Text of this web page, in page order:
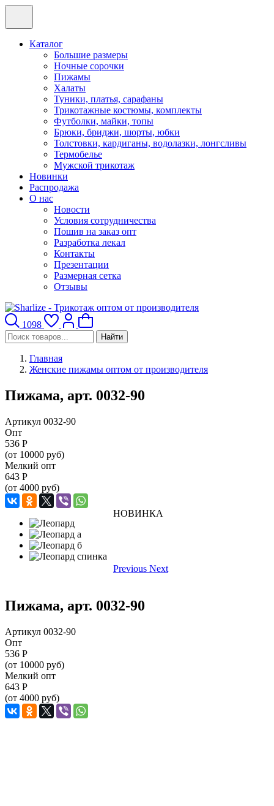
Каталог
Большие размеры
Ночные сорочки
Пижамы
Халаты
Туники, платья, сарафаны
Трикотажные костюмы, комплекты
Футболки, майки, топы
Брюки, бриджи, шорты, юбки
Толстовки, кардиганы, водолазки, лонгсливы
Термобелье
Мужской трикотаж
Новинки
Распродажа
О нас
Новости
Условия сотрудничества
Пошив на заказ опт
Разработка лекал
Контакты
Презентации
Размерная сетка
Отзывы
1098
Найти
Главная
Женские пижамы оптом от производителя
Пижама, арт. 0032-90
Артикул 0032-90
Опт
536 Р
(от 10000 руб)
Мелкий опт
643 Р
(от 4000 руб)
НОВИНКА
Previous Next
Пижама, арт. 0032-90
Артикул 0032-90
Опт
536 Р
(от 10000 руб)
Мелкий опт
643 Р
(от 4000 руб)